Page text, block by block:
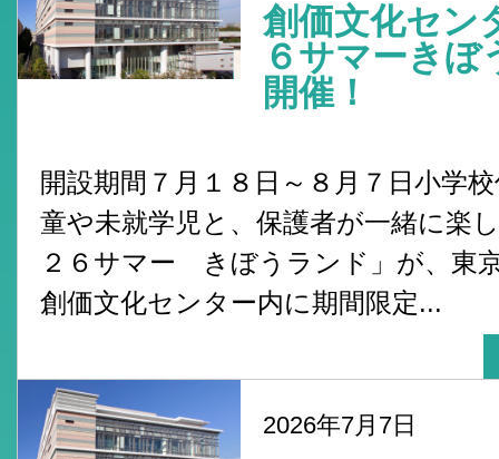
創価文化セ
６サマーき
開催！
開設期間７月１８日～８月７日小学
童や未就学児と、保護者が一緒に楽
２６サマー きぼうランド」が、東
創価文化センター内に期間限定...
2026年7月7日